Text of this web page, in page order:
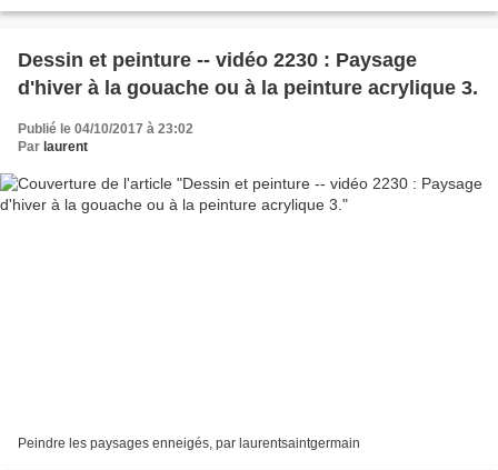
Dessin et peinture -- vidéo 2230 : Paysage
d'hiver à la gouache ou à la peinture acrylique 3.
Publié le 04/10/2017 à 23:02
Par laurent
Peindre les paysages enneigés, par laurentsaintgermain